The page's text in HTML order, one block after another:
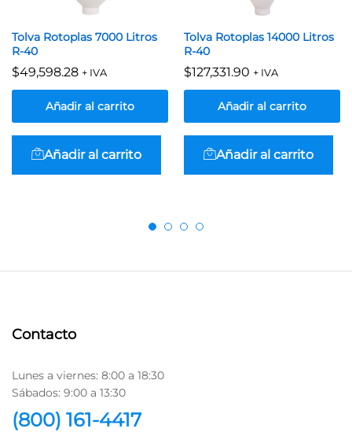
Tolva Rotoplas 7000 Litros
R-40
$49,598.28 + IVA
Añadir al carrito
Añadir al carrito
Tolva Rotoplas 14000 Litros
R-40
$127,331.90 + IVA
Añadir al carrito
Añadir al carrito
Contacto
Lunes a viernes: 8:00 a 18:30
Sábados: 9:00 a 13:30
(800) 161-4417